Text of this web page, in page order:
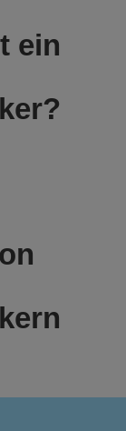
ein